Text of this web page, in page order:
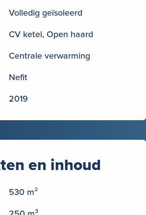
Volledig geïsoleerd
CV ketel, Open haard
Centrale verwarming
Nefit
2019
en inhoud
530 m²